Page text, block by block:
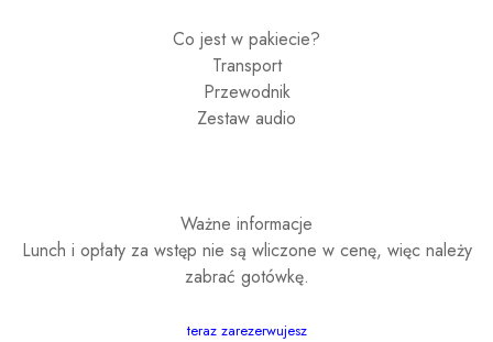
Co jest w pakiecie?
Transport
Przewodnik
Zestaw audio
Ważne informacje
Lunch i opłaty za wstęp nie są wliczone w cenę, więc należy
zabrać gotówkę.
teraz zarezerwujesz